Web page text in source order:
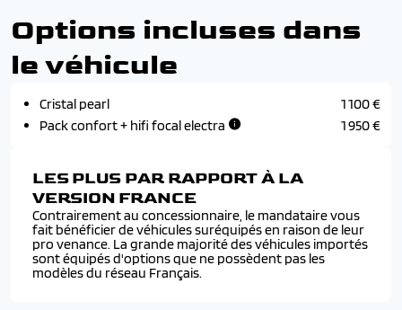
Options incluses dans
le véhicule
Cristal pearl
1 100 €
Pack confort + hifi focal electra
1 950 €
LES PLUS PAR RAPPORT À LA
VERSION FRANCE
Contrairement au concessionnaire, le mandataire vous
fait bénéficier de véhicules suréquipés en raison de leur
pro venance. La grande majorité des véhicules importés
sont équipés d'options que ne possèdent pas les
modèles du réseau Français.